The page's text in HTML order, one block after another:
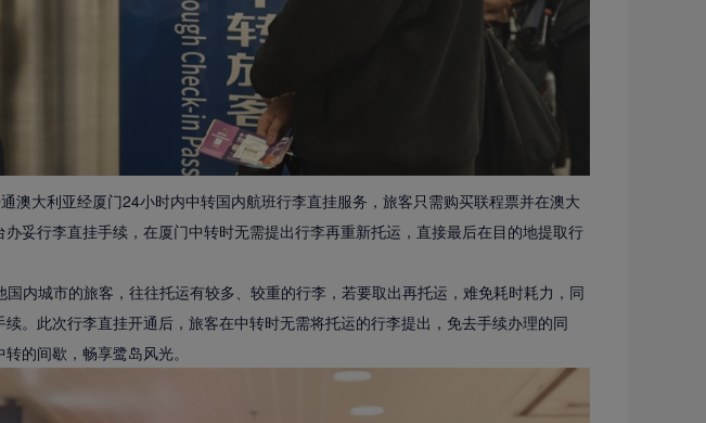
澳大利亚经厦门24小时内中转国内航班行李直挂服务，旅客只需购买联程票并在澳大
妥行李直挂手续，在厦门中转时无需提出行李再重新托运，直接最后在目的地提取行
国内城市的旅客，往往托运有较多、较重的行李，若要取出再托运，难免耗时耗力，同
。此次行李直挂开通后，旅客在中转时无需将托运的行李提出，免去手续办理的同
的间歇，畅享鹭岛风光。